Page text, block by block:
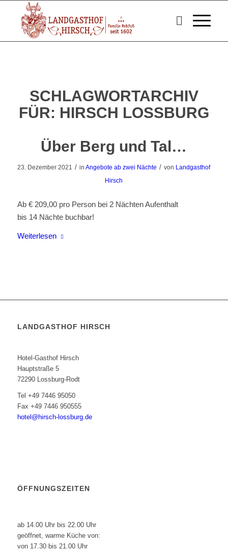
SCHLAGWORTARCHIV
FÜR: HIRSCH LOSSBURG
Über Berg und Tal…
23. Dezember 2021 / inAngebote ab zwei Nächte / von Landgasthof
Hirsch
Ab € 209,00 pro Person bei 2 Nächten Aufenthalt
bis 14 Nächte buchbar!
Weiterlesen
LANDGASTHOF HIRSCH
Hotel-Gasthof Hirsch
Hauptstraße 5
72290 Lossburg-Rodt
Tel +49 7446 95050
Fax +49 7446 950555
hotel@hirsch-lossburg.de
ÖFFNUNGSZEITEN
ab 14.00 Uhr bis 22.00 Uhr
geöffnet, warme Küche von:
von 17.30 bis 21.00 Uhr